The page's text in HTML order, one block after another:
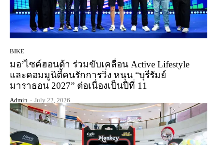
BIKE
มอ’ไซค์ฮอนด้า ร่วมขับเคลื่อน Active Lifestyle
และคอมมูนิตี้คนรักการวิ่ง หนุน “บุรีรัมย์
มาราธอน 2027” ต่อเนื่องเป็นปีที่ 11
Admin - July 22, 2026